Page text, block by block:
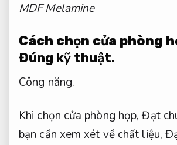
MDF Melamine
Cách chọn cửa phòng
Đúng kỹ thuật.
Công năng.
Khi chọn cửa phòng họp,Đạt
bạn cần xem xét về chất liệu,